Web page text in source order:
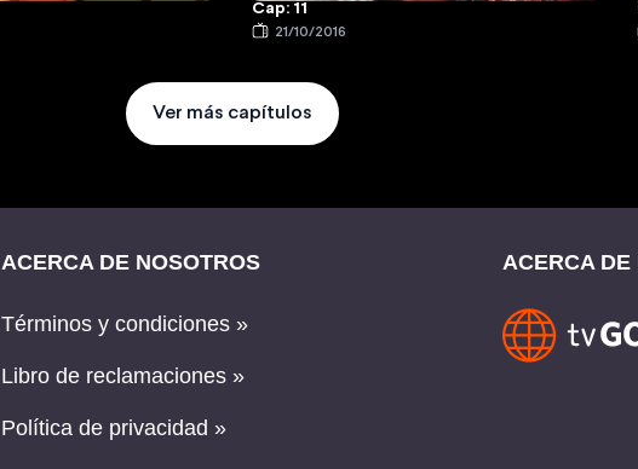
Cap: 11
21/10/2016
Ver más capítulos
ACERCA DE NOSOTROS
Términos y condiciones »
Libro de reclamaciones »
Política de privacidad »
ACERCA DE